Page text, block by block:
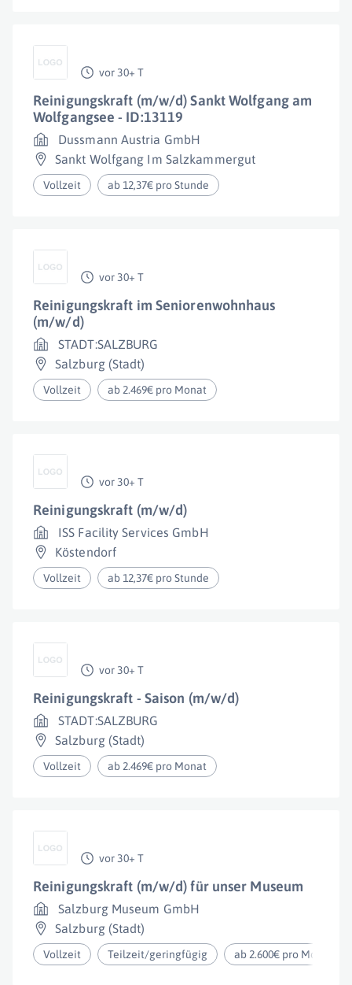
vor 30+ T
Reinigungskraft (m/w/d) Sankt Wolfgang am
Wolfgangsee - ID:13119
Dussmann Austria GmbH
Sankt Wolfgang Im Salzkammergut
Vollzeit ab 12,37€ pro Stunde
vor 30+ T
Reinigungskraft im Seniorenwohnhaus
(m/w/d)
STADT:SALZBURG
Salzburg (Stadt)
Vollzeit ab 2.469€ pro Monat
vor 30+ T
Reinigungskraft (m/w/d)
ISS Facility Services GmbH
Köstendorf
Vollzeit ab 12,37€ pro Stunde
vor 30+ T
Reinigungskraft - Saison (m/w/d)
STADT:SALZBURG
Salzburg (Stadt)
Vollzeit ab 2.469€ pro Monat
vor 30+ T
Reinigungskraft (m/w/d) für unser Museum
Salzburg Museum GmbH
Salzburg (Stadt)
Vollzeit Teilzeit/geringfügig ab 2.600€ pro Monat